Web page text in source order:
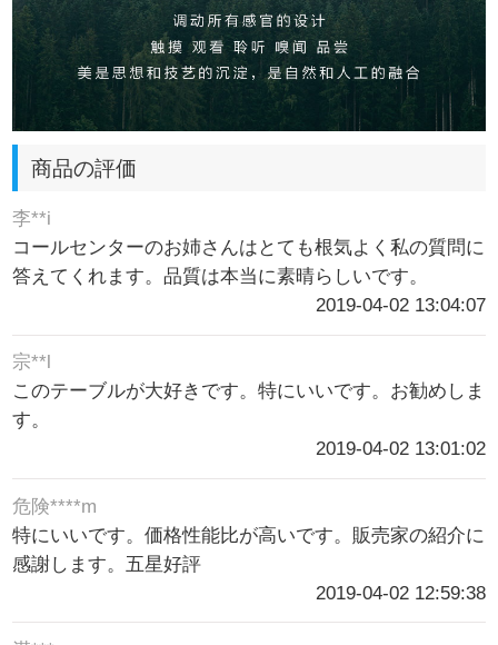
商品の評価
李**i
コールセンターのお姉さんはとても根気よく私の質問に
答えてくれます。品質は本当に素晴らしいです。
2019-04-02 13:04:07
宗**l
このテーブルが大好きです。特にいいです。お勧めしま
す。
2019-04-02 13:01:02
危険****m
特にいいです。価格性能比が高いです。販売家の紹介に
感謝します。五星好評
2019-04-02 12:59:38